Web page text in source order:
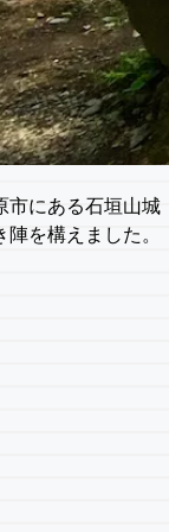
市にある石垣山
を構えました。